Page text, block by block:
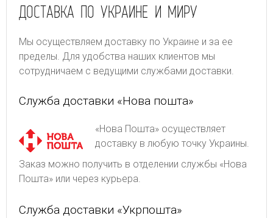
ДОСТАВКА ПО УКРАИНЕ И МИРУ
Мы осуществляем доставку по Украине и за ее
пределы. Для удобства наших клиентов мы
сотрудничаем с ведущими службами доставки.
Служба доставки «Нова пошта»
«Нова Пошта» осуществляет
доставку в любую точку Украины.
Заказ можно получить в отделении службы «Нова
Пошта» или через курьера.
Служба доставки «Укрпошта»